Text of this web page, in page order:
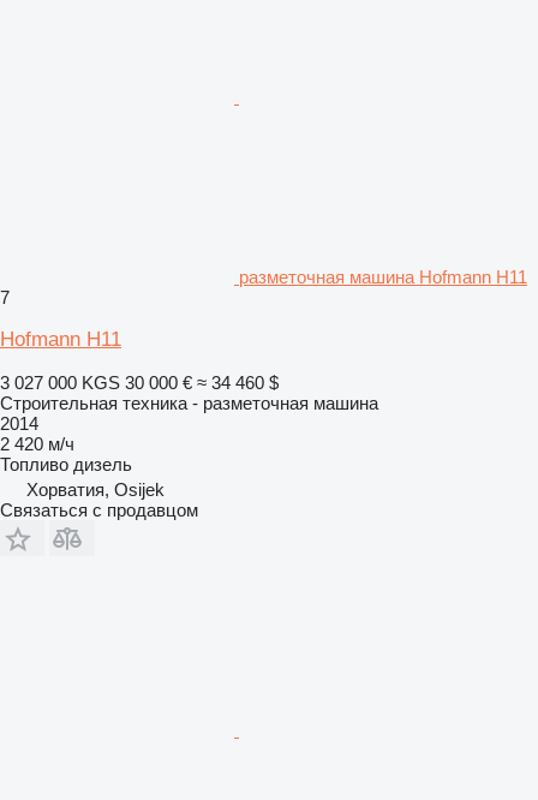
разметочная машина Hofmann H11
7
Hofmann H11
3 027 000 KGS 30 000 € ≈ 34 460 $
Строительная техника - разметочная машина
2014
2 420 м/ч
Топливо дизель
Хорватия, Osijek
Связаться с продавцом